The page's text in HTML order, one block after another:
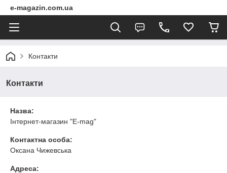
e-magazin.com.ua
Контакти
Контакти
Назва:
Інтернет-магазин "E-mag"
Контактна особа:
Оксана Чижевська
Адреса: